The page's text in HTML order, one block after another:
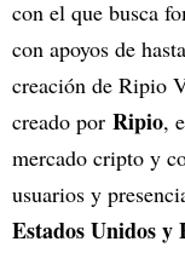
con el que busca
con apoyos de
creación de Ripio
creado por Ripio,
mercado cripto y
usuarios y
Estados Unidos y